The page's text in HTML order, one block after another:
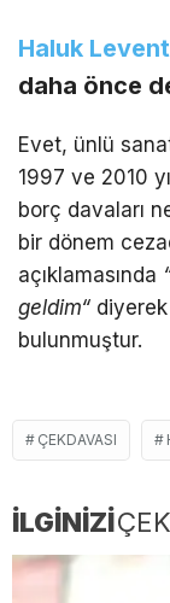
Haluk
daha önce
Evet, ünlü
1997 ve 2010
borç davaları
bir dönem
açıklamasında
geldim“
bulunmuştur.
ÇEKDAVASI
İLGİNİZİ